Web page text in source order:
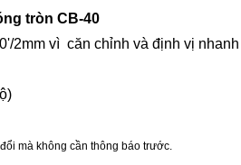
tròn CB-40
2mm vì căn chỉnh và định vị nhanh
mà không cần thông báo trước.